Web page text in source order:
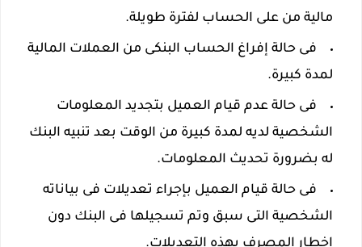
مالية من على الحساب لفترة طويلة.
فى حالة إفراغ الحساب البنكى من العملات المالية
لمدة كبيرة.
فى حالة عدم قيام العميل بتجديد المعلومات
الشخصية لديه لمدة كبيرة من الوقت بعد تنبيه البنك
له بضرورة تحديث المعلومات.
فى حالة قيام العميل بإجراء تعديلات فى بياناته
الشخصية التى سبق وتم تسجيلها فى البنك دون
إخطار المصرف بهذه التعديلات.